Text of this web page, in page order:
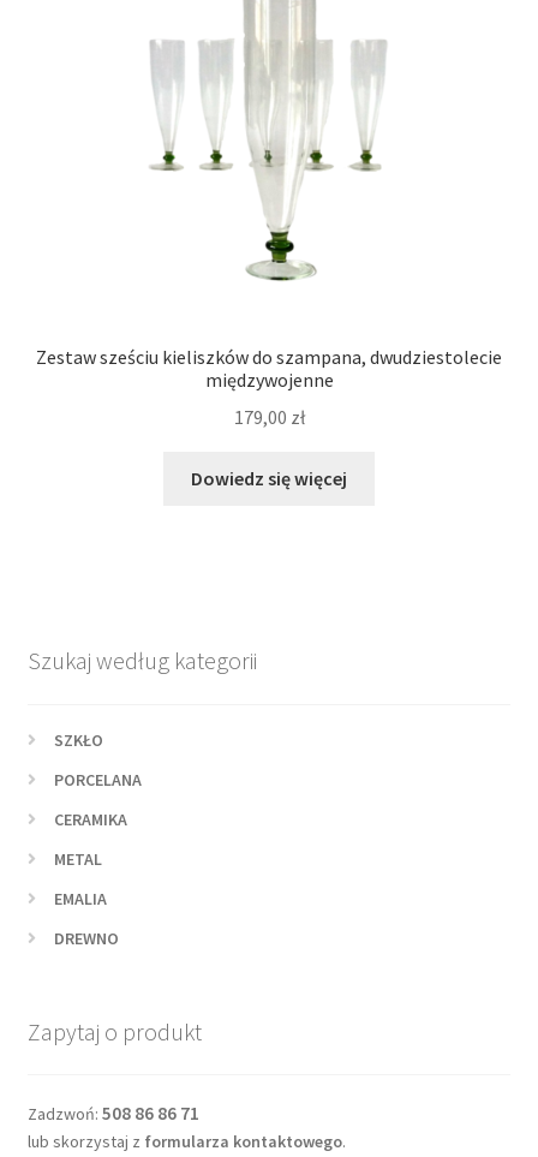
Zestaw sześciu kieliszków do szampana, dwudziestolecie
międzywojenne
179,00 zł
Dowiedz się więcej
Szukaj według kategorii
SZKŁO
PORCELANA
CERAMIKA
METAL
EMALIA
DREWNO
Zapytaj o produkt
Zadzwoń: 508 86 86 71
lub skorzystaj z formularza kontaktowego.